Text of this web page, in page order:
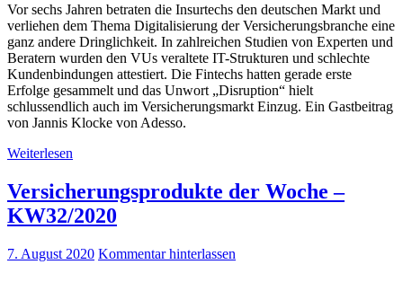
Vor sechs Jahren betraten die Insurtechs den deutschen Markt und
verliehen dem Thema Digitalisierung der Versicherungsbranche eine
ganz andere Dringlichkeit. In zahlreichen Studien von Experten und
Beratern wurden den VUs veraltete IT-Strukturen und schlechte
Kundenbindungen attestiert. Die Fintechs hatten gerade erste
Erfolge gesammelt und das Unwort „Disruption“ hielt
schlussendlich auch im Versicherungsmarkt Einzug. Ein Gastbeitrag
von Jannis Klocke von Adesso.
Weiterlesen
Versicherungsprodukte der Woche –
KW32/2020
7. August 2020 Kommentar hinterlassen